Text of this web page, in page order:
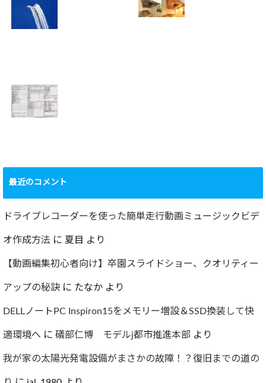
ド対応
2023.10.14
チレス水栓にDIY
で交換
撮影方法のレクチ
ャー
2022.12.24
要再検査となって
しまった…
2022.07.30
最近のコメント
ドライブレコーダーを使った簡単走行動画ミュージックビデ
オ作成方法 に 夏目 より
【動画編集初心者向け】卒園スライドショー、クオリティー
アップの秘訣に たなか より
DELLノートPC Inspiron15をメモリー増設＆SSD換装して快
適環境へ に 礒部仁博 モデルj都市推進本部 より
我が家の太陽光発電設備がまさかの故障！？復旧までの道の